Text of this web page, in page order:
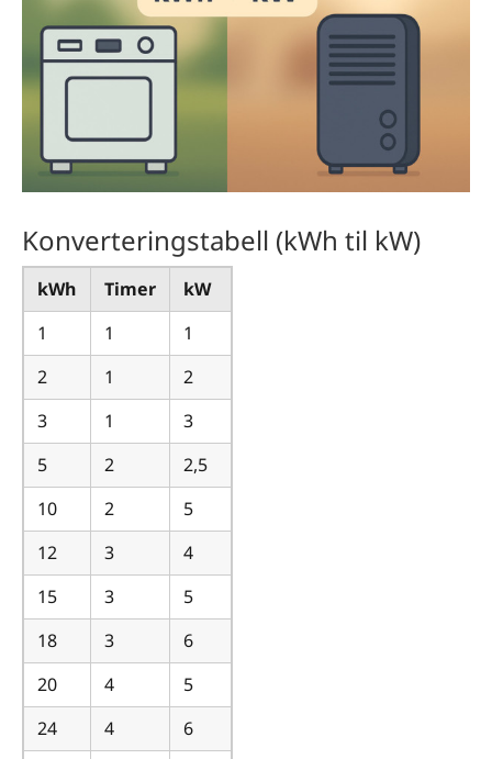
Konverteringstabell (kWh til kW)
kWh Timer
kW
1
1
1
2
1
2
3
1
3
5
2
2,5
10
2
5
12
3
4
15
3
5
18
3
6
20
4
5
24
4
6